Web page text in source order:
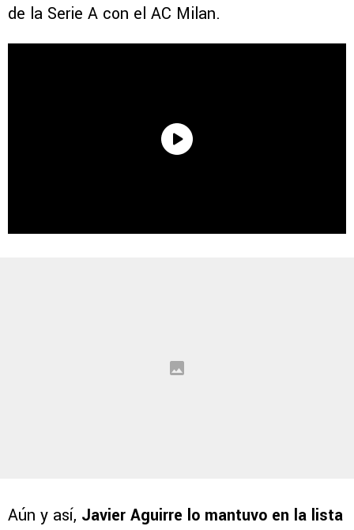
de la Serie A con el AC Milan.
Aún y así, Javier Aguirre lo mantuvo en la lista